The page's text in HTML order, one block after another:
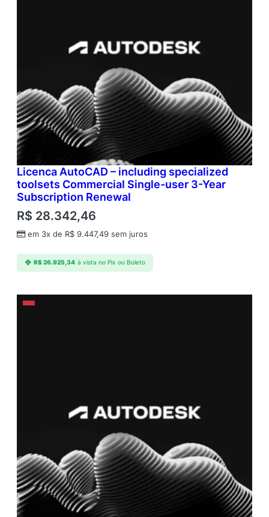
Licenca AutoCAD – including specialized
toolsets Commercial Single-user 3-Year
Subscription Renewal
R$ 28.342,46
em 3x de R$ 9.447,49 sem juros
R$26.925,34 à vista no Pix ou Boleto